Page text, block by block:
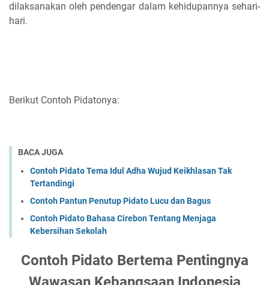
dilaksanakan oleh pendengar dalam kehidupannya sehari-
hari.
Berikut Contoh Pidatonya:
BACA JUGA
Contoh Pidato Tema Idul Adha Wujud Keikhlasan Tak
Tertandingi
Contoh Pantun Penutup Pidato Lucu dan Bagus
Contoh Pidato Bahasa Cirebon Tentang Menjaga
Kebersihan Sekolah
Contoh Pidato Bertema Pentingnya